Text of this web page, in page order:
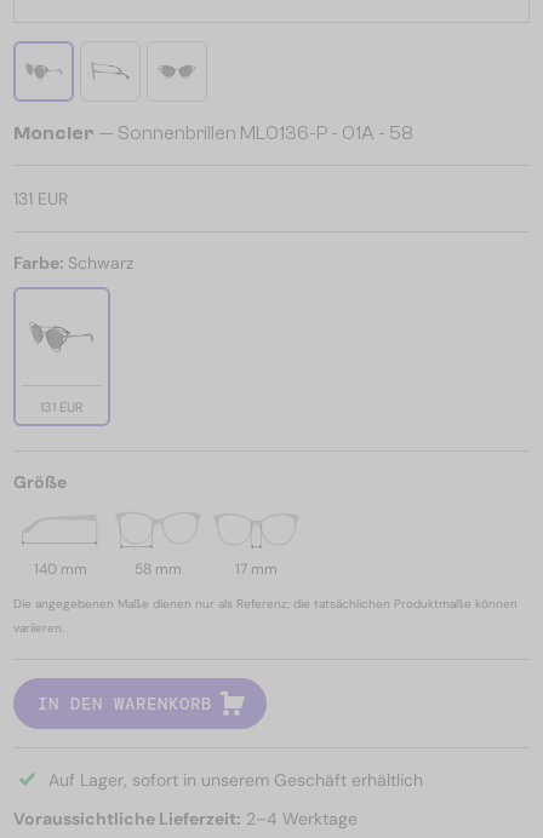
Moncler — Sonnenbrillen ML0136-P - 01A - 58
131 EUR
Farbe: Schwarz
131 EUR
Größe
140 mm 58 mm 17 mm
Die angegebenen Maße dienen nur als Referenz; die tatsächlichen Produktmaße können
variieren.
IN DEN WARENKORB
Auf Lager, sofort in unserem Geschäft erhältlich
Voraussichtliche Lieferzeit: 2–4 Werktage